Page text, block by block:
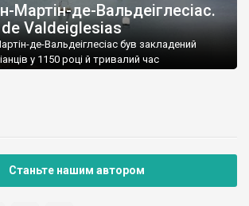
Мартін-де-Вальдеіглесіас.
Valdeiglesias
де-Вальдеіглесіас був закладений
у 1150 році й тривалий час
у державну власність. Тоді
Станьте нашим автором